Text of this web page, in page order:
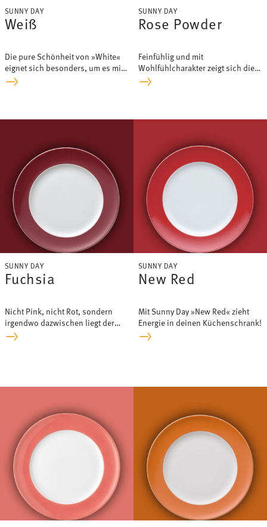
SUNNY DAY
Weiß
Die pure Schönheit von »White«
eignet sich besonders, um es mit
ein paar farbigen Teilen zu
SUNNY DAY
Rose Powder
Feinfühlig und mit
Wohlfühlcharakter zeigt sich die
neue Sunny Day Farbe Rose
SUNNY DAY
Fuchsia
Nicht Pink, nicht Rot, sondern
irgendwo dazwischen liegt der
intensive Farbton »Fuchsia« von
SUNNY DAY
New Red
Mit Sunny Day »New Red« zieht
Energie in deinen Küchenschrank!